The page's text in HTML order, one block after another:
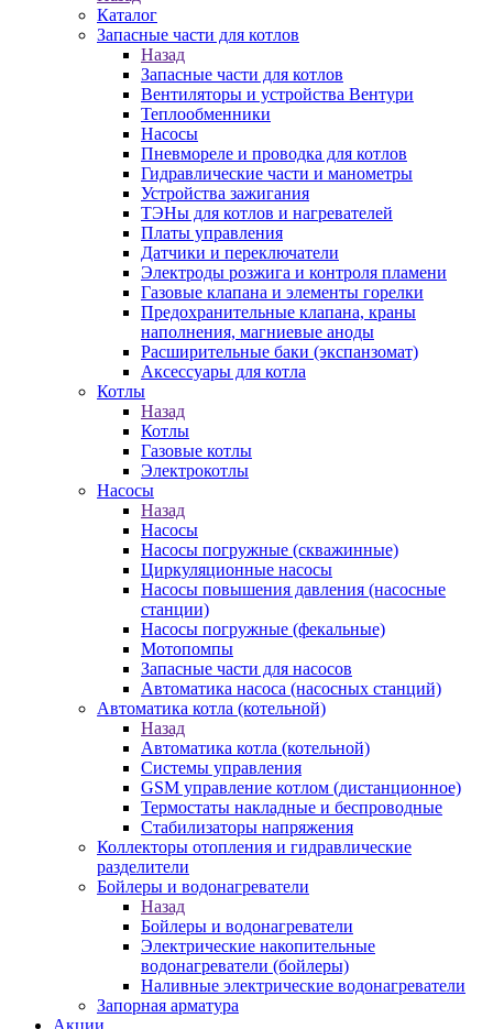
Каталог
Запасные части для котлов
Назад
Запасные части для котлов
Вентиляторы и устройства Вентури
Теплообменники
Насосы
Пневмореле и проводка для котлов
Гидравлические части и манометры
Устройства зажигания
ТЭНы для котлов и нагревателей
Платы управления
Датчики и переключатели
Электроды розжига и контроля пламени
Газовые клапана и элементы горелки
Предохранительные клапана, краны
наполнения, магниевые аноды
Расширительные баки (экспанзомат)
Аксессуары для котла
Котлы
Назад
Котлы
Газовые котлы
Электрокотлы
Насосы
Назад
Насосы
Насосы погружные (скважинные)
Циркуляционные насосы
Насосы повышения давления (насосные
станции)
Насосы погружные (фекальные)
Мотопомпы
Запасные части для насосов
Автоматика насоса (насосных станций)
Автоматика котла (котельной)
Назад
Автоматика котла (котельной)
Системы управления
GSM управление котлом (дистанционное)
Термостаты накладные и беспроводные
Стабилизаторы напряжения
Коллекторы отопления и гидравлические
разделители
Бойлеры и водонагреватели
Назад
Бойлеры и водонагреватели
Электрические накопительные
водонагреватели (бойлеры)
Наливные электрические водонагреватели
Запорная арматура
Акции